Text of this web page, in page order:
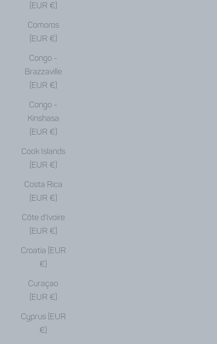
(EUR €)
Comoros
(EUR €)
Congo -
Brazzaville
(EUR €)
Congo -
Kinshasa
(EUR €)
Cook Islands
(EUR €)
Costa Rica
(EUR €)
Côte d’Ivoire
(EUR €)
Croatia (EUR
€)
Curaçao
(EUR €)
Cyprus (EUR
€)